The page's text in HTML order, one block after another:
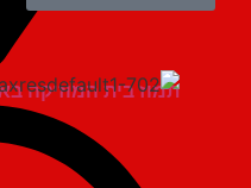
תמוז בית המוזיקה באר שבע